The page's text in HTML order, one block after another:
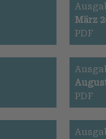
März
PDF
PDF